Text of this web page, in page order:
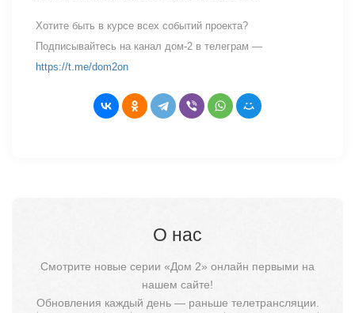
Хотите быть в курсе всех событий проекта?
Подписывайтесь на канал дом-2 в телеграм —
https://t.me/dom2on
О нас
Смотрите новые серии «Дом 2» онлайн первыми на
нашем сайте!
Обновления каждый день — раньше телетрансляции.